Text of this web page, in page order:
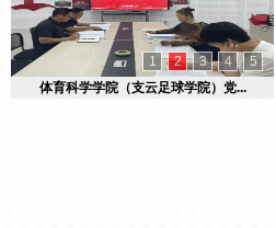
1 2 3 4
5
体育科学学院（支云足球学院）党...